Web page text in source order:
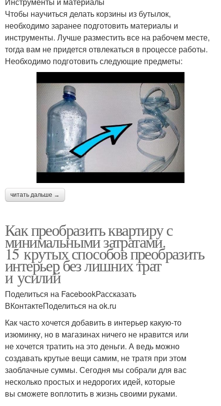
Чтобы научиться делать корзины из бутылок,
необходимо заранее подготовить материалы и
инструменты. Лучше разместить все на рабочем месте,
тогда вам не придется отвлекаться в процессе работы.
Необходимо подготовить следующие предметы:
читать дальше →
Как преобразить квартиру с
минимальными затратами.
15 крутых способов преобразить
интерьер без лишних трат
и усилий
Поделиться на FacebookРассказать
ВКонтактеПоделиться на ok.ru
Как часто хочется добавить в интерьер какую-то
изюминку, но в магазинах ничего не нравится или
не хочется тратить на это деньги. А ведь можно
создавать крутые вещи самим, не тратя при этом
заоблачные суммы. Сегодня мы собрали для вас
несколько простых и недорогих идей, которые
вы сможете воплотить в жизнь своими руками.